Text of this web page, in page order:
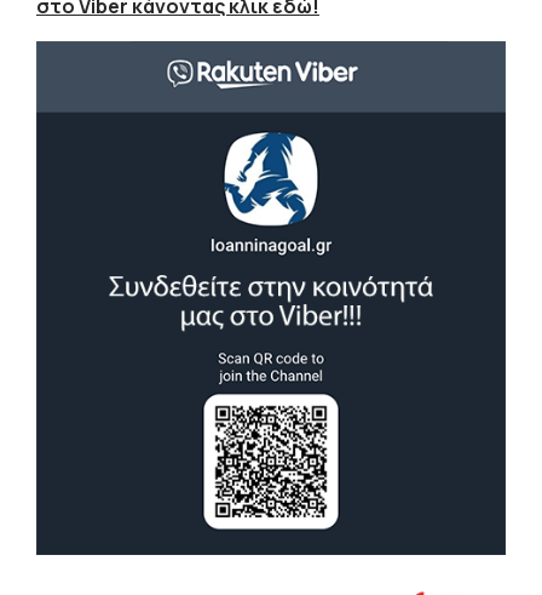
στο Viber κάνοντας κλικ εδώ!